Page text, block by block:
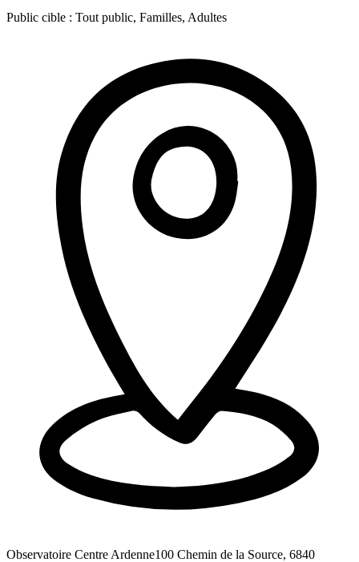
Public cible : Tout public, Familles, Adultes
Observatoire Centre Ardenne100 Chemin de la Source, 6840